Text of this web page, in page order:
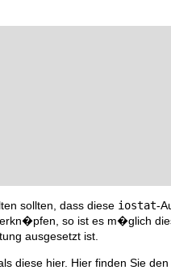
sollten, dass diese iostat-
so ist es m�glich
ausgesetzt ist.
diese hier. Hier finden Sie